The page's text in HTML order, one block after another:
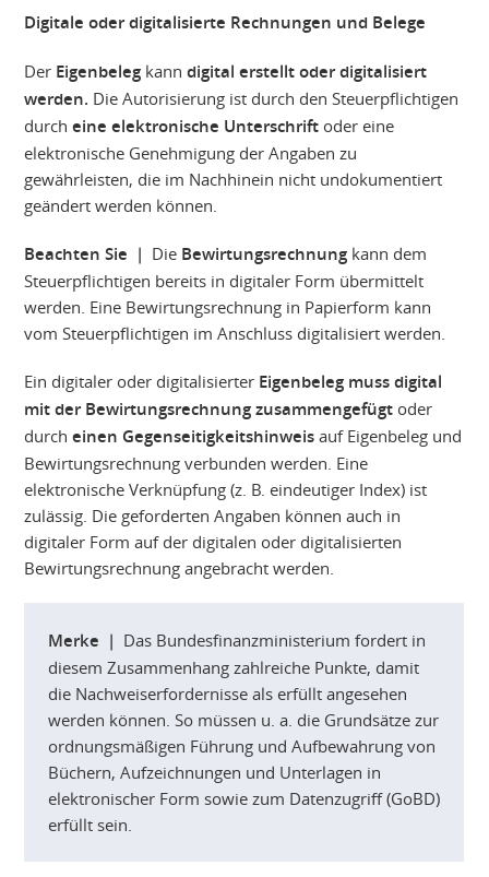
Digitale oder digitalisierte Rechnungen und Belege
Der Eigenbeleg kanndigital erstellt oder digitalisiert
werden. Die Autorisierung ist durch den Steuerpflichtigen
durch eine elektronische Unterschrift oder eine
elektronische Genehmigung der Angaben zu
gewährleisten, die im Nachhinein nicht undokumentiert
geändert werden können.
Beachten Sie | Die Bewirtungsrechnung kann dem
Steuerpflichtigen bereits in digitaler Form übermittelt
werden. Eine Bewirtungsrechnung in Papierform kann
vom Steuerpflichtigen im Anschluss digitalisiert werden.
Ein digitaler oder digitalisierter Eigenbeleg muss digital
mit der Bewirtungsrechnung zusammengefügt oder
durcheinen Gegenseitigkeitshinweis auf Eigenbeleg und
Bewirtungsrechnung verbunden werden. Eine
elektronische Verknüpfung (z. B. eindeutiger Index) ist
zulässig. Die geforderten Angaben können auch in
digitaler Form auf der digitalen oder digitalisierten
Bewirtungsrechnung angebracht werden.
Merke | Das Bundesfinanzministerium fordert in
diesem Zusammenhang zahlreiche Punkte, damit
die Nachweiserfordernisse als erfüllt angesehen
werden können. So müssen u. a. die Grundsätze zur
ordnungsmäßigen Führung und Aufbewahrung von
Büchern, Aufzeichnungen und Unterlagen in
elektronischer Form sowie zum Datenzugriff (GoBD)
erfüllt sein.